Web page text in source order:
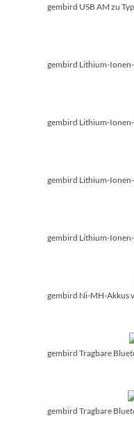
gembird USB AM zu
gembird Lithium-
gembird Lithium-
gembird Lithium-
gembird Lithium-
gembird Ni-MH-Akkus
gembird Tragbare
gembird Tragbare